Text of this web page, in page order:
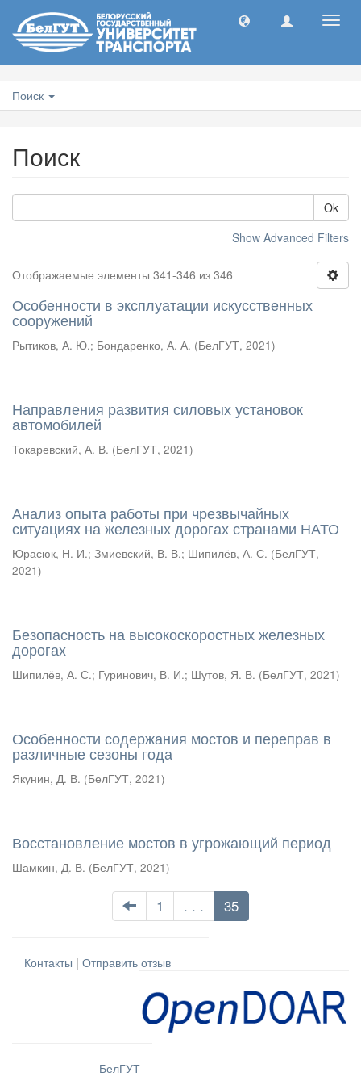
Поиск
Поиск
Ok
Show Advanced Filters
Отображаемые элементы 341-346 из 346
Особенности в эксплуатации искусственных
сооружений
Рытиков, А. Ю.; Бондаренко, А. А. (БелГУТ, 2021)
Направления развития силовых установок
автомобилей
Токаревский, А. В. (БелГУТ, 2021)
Анализ опыта работы при чрезвычайных
ситуациях на железных дорогах странами НАТО
Юрасюк, Н. И.; Змиевский, В. В.; Шипилёв, А. С. (БелГУТ,
2021)
Безопасность на высокоскоростных железных
дорогах
Шипилёв, А. С.; Гуринович, В. И.; Шутов, Я. В. (БелГУТ, 2021)
Особенности содержания мостов и переправ в
различные сезоны года
Якунин, Д. В. (БелГУТ, 2021)
Восстановление мостов в угрожающий период
Шамкин, Д. В. (БелГУТ, 2021)
1 . . . 35
Контакты | Отправить отзыв
БелГУТ